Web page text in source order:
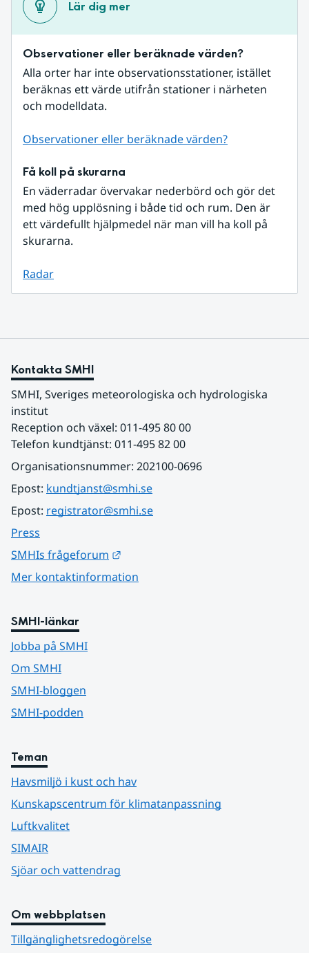
Lär dig mer
Observationer eller beräknade värden?
Alla orter har inte observationsstationer, istället
beräknas ett värde utifrån stationer i närheten
och modelldata.
Observationer eller beräknade värden?
Få koll på skurarna
En väderradar övervakar nederbörd och gör det
med hög upplösning i både tid och rum. Den är
ett värdefullt hjälpmedel när man vill ha koll på
skurarna.
Radar
Kontakta SMHI
SMHI, Sveriges meteorologiska och hydrologiska
institut
Reception och växel: 011-495 80 00
Telefon kundtjänst: 011-495 82 00
Organisationsnummer: 202100-0696
Epost: kundtjanst@smhi.se
Epost: registrator@smhi.se
Press
SMHIs frågeforum
Mer kontaktinformation
SMHI-länkar
Jobba på SMHI
Om SMHI
SMHI-bloggen
SMHI-podden
Teman
Havsmiljö i kust och hav
Kunskapscentrum för klimatanpassning
Luftkvalitet
SIMAIR
Sjöar och vattendrag
Om webbplatsen
Tillgänglighetsredogörelse